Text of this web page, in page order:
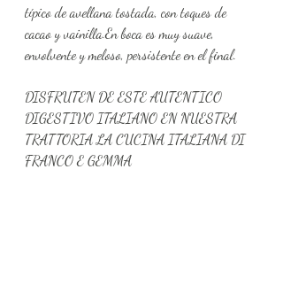
típico de avellana tostada, con toques de
cacao y vainilla.En boca es muy suave,
envolvente y meloso, persistente en el final.
DISFRUTEN DE ESTE AUTENTICO
DIGESTIVO ITALIANO EN NUESTRA
TRATTORIA LA CUCINA ITALIANA DI
FRANCO E GEMMA